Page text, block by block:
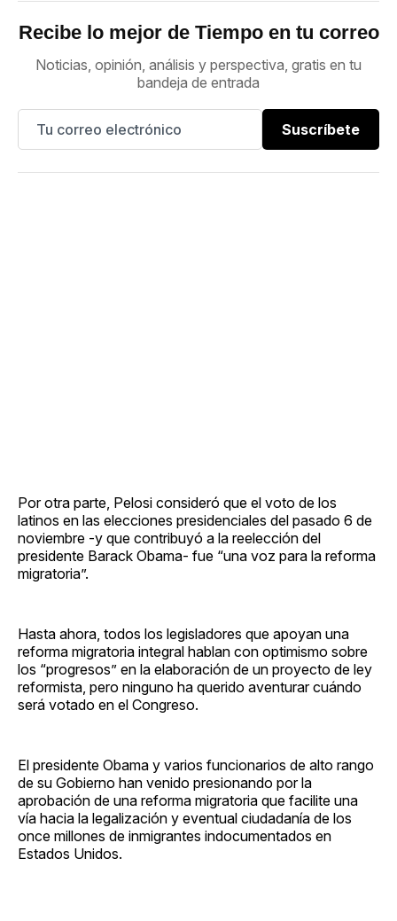
Recibe lo mejor de Tiempo en tu correo
Noticias, opinión, análisis y perspectiva, gratis en tu
bandeja de entrada
Suscríbete
Por otra parte, Pelosi consideró que el voto de los
latinos en las elecciones presidenciales del pasado 6 de
noviembre -y que contribuyó a la reelección del
presidente Barack Obama- fue “una voz para la reforma
migratoria”.
Hasta ahora, todos los legisladores que apoyan una
reforma migratoria integral hablan con optimismo sobre
los “progresos” en la elaboración de un proyecto de ley
reformista, pero ninguno ha querido aventurar cuándo
será votado en el Congreso.
El presidente Obama y varios funcionarios de alto rango
de su Gobierno han venido presionando por la
aprobación de una reforma migratoria que facilite una
vía hacia la legalización y eventual ciudadanía de los
once millones de inmigrantes indocumentados en
Estados Unidos.